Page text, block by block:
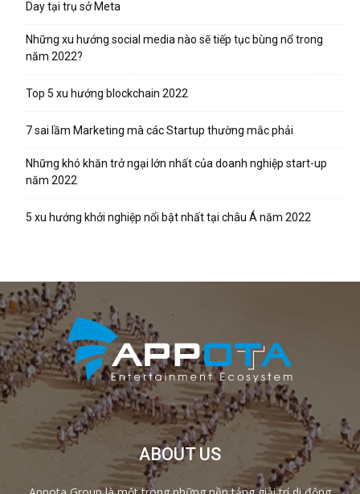
Day tại trụ sở Meta
Những xu hướng social media nào sẽ tiếp tục bùng nổ trong
năm 2022?
Top 5 xu hướng blockchain 2022
7 sai lầm Marketing mà các Startup thường mắc phải
Những khó khăn trở ngại lớn nhất của doanh nghiệp start-up
năm 2022
5 xu hướng khởi nghiệp nổi bật nhất tại châu Á năm 2022
ABOUT US